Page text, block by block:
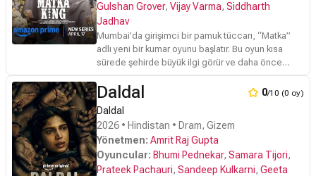
Gulshan Grover, Vijay Varma, Siddharth
Jadhav
Mumbai’da girişimci bir pamuk tüccarı, “Matka”
adlı yeni bir kumar oyunu başlatır. Bu oyun kısa
sürede şehirde büyük ilgi görür ve daha önce
herkesin erişimine açar.
Daldal 0/10 (0 oy)
Daldal
2026 • Hindistan • Dram, Gizem
Yönetmen: Amrit Raj Gupta
Oyuncular: Bhumi Pednekar, Samara Tijori,
Prateek Pachauri, Sandeep Kulkarni, Geeta